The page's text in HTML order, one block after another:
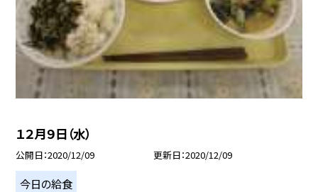
１２月９日（水）
公開日 2020/12/09 更新日 2020/12/09
今日の給食